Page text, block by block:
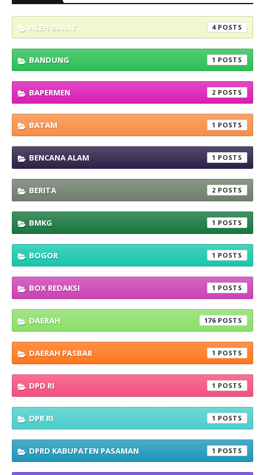
ACEH BARAT 4
BANDUNG 1
BAPERMEN 2
BATAM 1
BENCANA ALAM 1
BERITA 2
BMKG 1
BOGOR 1
BOX REDAKSI 1
DAERAH 176
DAERAH PASBAR 1
DPD RI 1
DPR RI 1
DPRD KABUPATEN PASAMAN 1